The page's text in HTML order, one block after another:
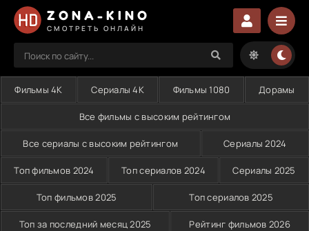
ZONA-KINO
СМОТРЕТЬ ОНЛАЙН
Фильмы 4K Сериалы 4K Фильмы 1080 Дорамы
Все фильмы с высоким рейтингом
Все сериалы с высоким рейтингом Сериалы 2024
Топ фильмов 2024 Топ сериалов 2024 Сериалы 2025
Топ фильмов 2025 Топ сериалов 2025
Топ за последний месяц 2025 Рейтинг фильмов 2026